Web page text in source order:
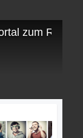
zum Recht